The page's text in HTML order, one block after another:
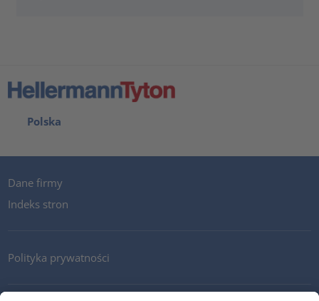
Polska
Dane firmy
Indeks stron
Polityka prywatności